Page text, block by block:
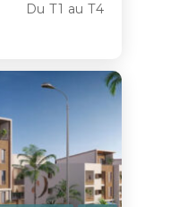
Du T1 au T4